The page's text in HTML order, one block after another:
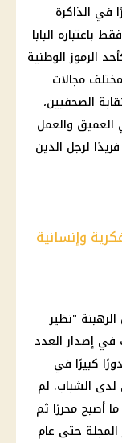
في الذاكرة
باعتباره البابا
الرموز الوطنية
مجالات
الصحفيين،
العميق والعمل
لرجل الدين
وإنسانية
"نظير
عندما شارك في إصدار العدد
كبيرًا في
لدى الشباب. لم
أصبح محررًا ثم
المجلة حتى عام